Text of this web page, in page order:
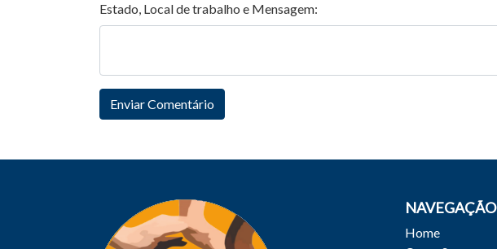
Estado, Local de trabalho e Mensagem:
NAVEGAÇÃO
Home